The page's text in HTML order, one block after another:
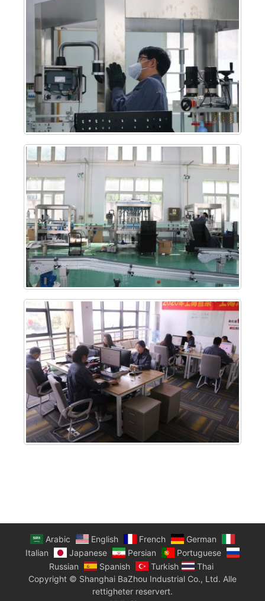
Arabic English French
German
Italian
Japanese Persian
Portuguese
Russian
Spanish Turkish
Thai
Copyright © Shanghai BaZhou Industrial Co., Ltd. Alle
rettigheter reservert.